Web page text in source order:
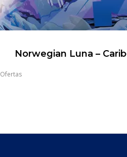
Norwegian Luna –
Ofertas